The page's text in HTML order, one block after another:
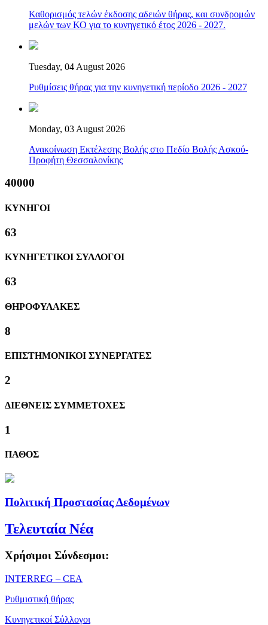
Καθορισμός τελών έκδοσης αδειών θήρας, και συνδρομών
μελών των ΚΟ για το κυνηγετικό έτος 2026 - 2027.
Tuesday, 04 August 2026
Ρυθμίσεις θήρας για την κυνηγετική περίοδο 2026 - 2027
Monday, 03 August 2026
Ανακοίνωση Εκτέλεσης Βολής στο Πεδίο Βολής Ασκού-
Προφήτη Θεσσαλονίκης
40000
ΚΥΝΗΓΟΙ
63
ΚΥΝΗΓΕΤΙΚΟΙ ΣΥΛΛΟΓΟΙ
63
ΘΗΡΟΦΥΛΑΚΕΣ
8
ΕΠΙΣΤΗΜΟΝΙΚΟΙ ΣΥΝΕΡΓΑΤΕΣ
2
ΔΙΕΘΝΕΙΣ ΣΥΜΜΕΤΟΧΕΣ
1
ΠΑΘΟΣ
Πολιτική Προστασίας Δεδομένων
Τελευταία Νέα
Χρήσιμοι Σύνδεσμοι:
ΙΝΤΕRREG – CEA
Ρυθμιστική θήρας
Κυνηγετικοί Σύλλογοι